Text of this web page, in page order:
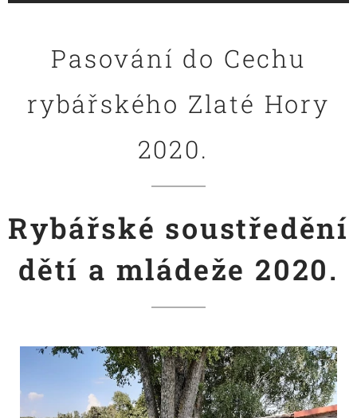
Pasování do Cechu
rybářského Zlaté Hory
2020.
Rybářské soustředění
dětí a mládeže 2020.